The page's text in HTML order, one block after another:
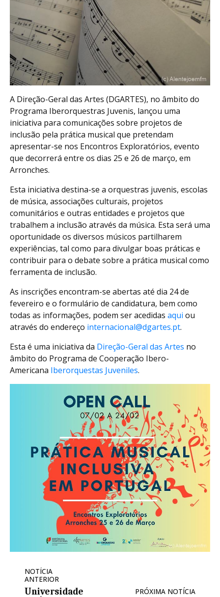
A Direção-Geral das Artes (DGARTES), no âmbito do
Programa Iberorquestras Juvenis, lançou uma
iniciativa para comunicações sobre projetos de
inclusão pela prática musical que pretendam
apresentar-se nos Encontros Exploratórios, evento
que decorrerá entre os dias 25 e 26 de março, em
Arronches.
Esta iniciativa destina-se a orquestras juvenis, escolas
de música, associações culturais, projetos
comunitários e outras entidades e projetos que
trabalhem a inclusão através da música. Esta será uma
oportunidade os diversos músicos partilharem
experiências, tal como para divulgar boas práticas e
contribuir para o debate sobre a prática musical como
ferramenta de inclusão.
As inscrições encontram-se abertas até dia 24 de
fevereiro e o formulário de candidatura, bem como
todas as informações, podem ser acedidas aqui ou
através do endereço internacional@dgartes.pt.
Esta é uma iniciativa da Direção-Geral das Artes no
âmbito do Programa de Cooperação Ibero-
Americana Iberorquestas Juveniles.
NOTÍCIA
ANTERIOR
Universidade PRÓXIMA NOTÍCIA